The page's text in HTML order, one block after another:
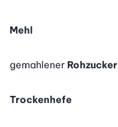
Mehl
gemahlener Rohzucker
Trockenhefe